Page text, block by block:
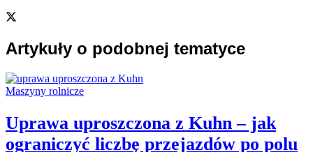
Artykuły o podobnej tematyce
Maszyny rolnicze
Uprawa uproszczona z Kuhn – jak
ograniczyć liczbę przejazdów po polu